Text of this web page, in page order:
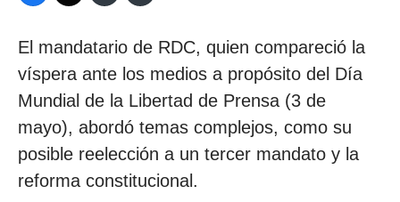
El mandatario de RDC, quien compareció la
víspera ante los medios a propósito del Día
Mundial de la Libertad de Prensa (3 de
mayo), abordó temas complejos, como su
posible reelección a un tercer mandato y la
reforma constitucional.